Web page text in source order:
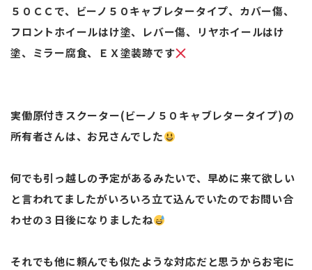
５０ＣＣで、ビーノ５０キャブレタータイプ、カバー傷、
フロントホイールはけ塗、レバー傷、リヤホイールはけ
塗、ミラー腐食、ＥＸ塗装跡です
実働原付きスクーター(ビーノ５０キャブレタータイプ)の
所有者さんは、お兄さんでした
何でも引っ越しの予定があるみたいで、早めに来て欲しい
と言われてましたがいろいろ立て込んでいたのでお問い合
わせの３日後になりましたね
それでも他に頼んでも似たような対応だと思うからお宅に